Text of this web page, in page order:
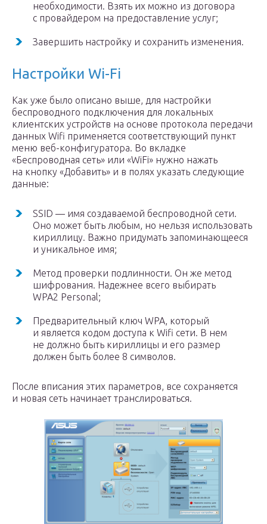
необходимости. Взять их можно из договора
с провайдером на предоставление услуг;
Завершить настройку и сохранить изменения.
Настройки Wi-Fi
Как уже было описано выше, для настройки
беспроводного подключения для локальных
клиентских устройств на основе протокола передачи
данных Wifi применяется соответствующий пункт
меню веб-конфигуратора. Во вкладке
«Беспроводная сеть» или «WiFi» нужно нажать
на кнопку «Добавить» и в полях указать следующие
данные:
SSID — имя создаваемой беспроводной сети.
Оно может быть любым, но нельзя использовать
кириллицу. Важно придумать запоминающееся
и уникальное имя;
Метод проверки подлинности. Он же метод
шифрования. Надежнее всего выбирать
WPA2 Personal;
Предварительный ключ WPA, который
и является кодом доступа к Wifi сети. В нем
не должно быть кириллицы и его размер
должен быть более 8 символов.
После вписания этих параметров, все сохраняется
и новая сеть начинает транслироваться.